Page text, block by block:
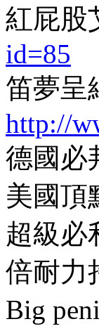
紅屁股
id=85
笛夢呈
http://
德國必
美國頂
超級必
倍耐力
Big